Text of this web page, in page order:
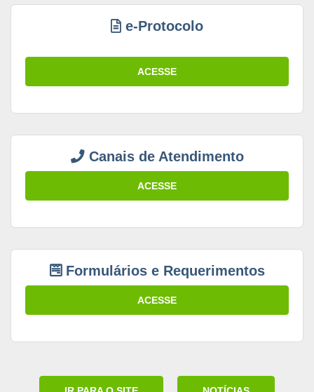
e-Protocolo
ACESSE
Canais de Atendimento
ACESSE
Formulários e Requerimentos
ACESSE